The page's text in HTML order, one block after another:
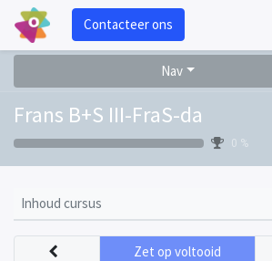
Contacteer ons
Nav
Frans B+S III-FraS-da
0 %
Inhoud cursus
Zet op voltooid